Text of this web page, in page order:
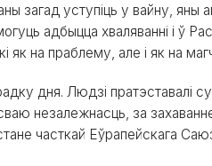
загад уступіць у вайну, яны
адбыцца хваляванні і ў
як на праблему, але і як на
дня. Людзі пратэставалі
незалежнасць, за
часткай Еўрапейскага